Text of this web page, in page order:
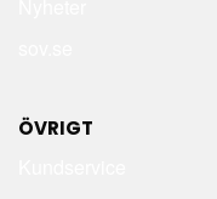
ÖVRIGT